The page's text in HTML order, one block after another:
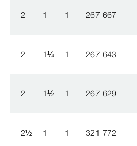
2 1 1 267 667
2 1¼ 1 267 643
2 1½ 1 267 629
2½ 1 1 321 772